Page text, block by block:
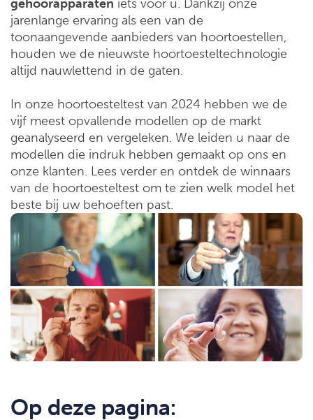
gehoorapparaten iets voor u. Dankzij onze
jarenlange ervaring als een van de
toonaangevende aanbieders van hoortoestellen,
houden we de nieuwste hoortoesteltechnologie
altijd nauwlettend in de gaten.
In onze hoortoesteltest van 2024 hebben we de
vijf meest opvallende modellen op de markt
geanalyseerd en vergeleken. We leiden u naar de
modellen die indruk hebben gemaakt op ons en
onze klanten. Lees verder en ontdek de winnaars
van de hoortoesteltest om te zien welk model het
beste bij uw behoeften past.
Op deze pagina: